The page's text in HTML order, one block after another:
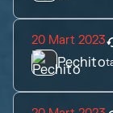
20 Mart 2023
Pechito